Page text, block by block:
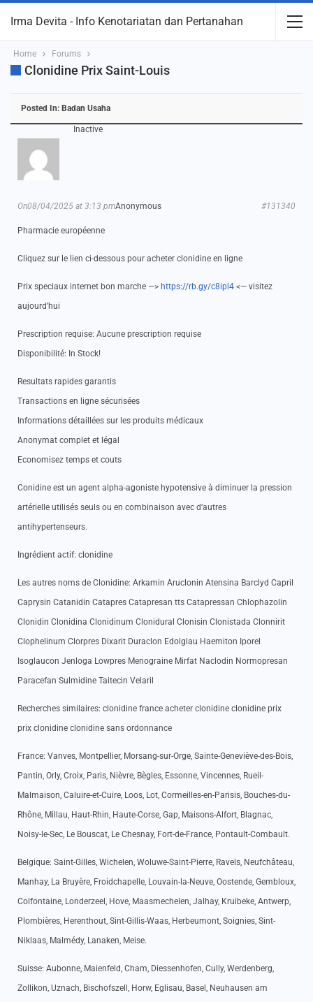
Irma Devita - Info Kenotariatan dan Pertanahan
Home Forums
Clonidine Prix Saint-Louis
Posted In: Badan Usaha
Inactive
Anonymous
On08/04/2025 at 3:13 pm #131340
Pharmacie européenne
Cliquez sur le lien ci-dessous pour acheter clonidine en ligne
Prix speciaux internet bon marche —> https://rb.gy/c8ipl4 <— visitez
aujourd’hui
Prescription requise: Aucune prescription requise
Disponibilité: In Stock!
Resultats rapides garantis
Transactions en ligne sécurisées
Informations détaillées sur les produits médicaux
Anonymat complet et légal
Economisez temps et couts
Conidine est un agent alpha-agoniste hypotensive à diminuer la pression
artérielle utilisés seuls ou en combinaison avec d’autres
antihypertenseurs.
Ingrédient actif: clonidine
Les autres noms de Clonidine: Arkamin Aruclonin Atensina Barclyd Capril
Caprysin Catanidin Catapres Catapresan tts Catapressan Chlophazolin
Clonidin Clonidina Clonidinum Clonidural Clonisin Clonistada Clonnirit
Clophelinum Clorpres Dixarit Duraclon Edolglau Haemiton Iporel
Isoglaucon Jenloga Lowpres Menograine Mirfat Naclodin Normopresan
Paracefan Sulmidine Taitecin Velaril
Recherches similaires: clonidine france acheter clonidine clonidine prix
prix clonidine clonidine sans ordonnance
France: Vanves, Montpellier, Morsang-sur-Orge, Sainte-Geneviève-des-Bois,
Pantin, Orly, Croix, Paris, Nièvre, Bègles, Essonne, Vincennes, Rueil-
Malmaison, Caluire-et-Cuire, Loos, Lot, Cormeilles-en-Parisis, Bouches-du-
Rhône, Millau, Haut-Rhin, Haute-Corse, Gap, Maisons-Alfort, Blagnac,
Noisy-le-Sec, Le Bouscat, Le Chesnay, Fort-de-France, Pontault-Combault.
Belgique: Saint-Gilles, Wichelen, Woluwe-Saint-Pierre, Ravels, Neufchâteau,
Manhay, La Bruyère, Froidchapelle, Louvain-la-Neuve, Oostende, Gembloux,
Colfontaine, Londerzeel, Hove, Maasmechelen, Jalhay, Kruibeke, Antwerp,
Plombières, Herenthout, Sint-Gillis-Waas, Herbeumont, Soignies, Sint-
Niklaas, Malmédy, Lanaken, Meise.
Suisse: Aubonne, Maienfeld, Cham, Diessenhofen, Cully, Werdenberg,
Zollikon, Uznach, Bischofszell, Horw, Eglisau, Basel, Neuhausen am